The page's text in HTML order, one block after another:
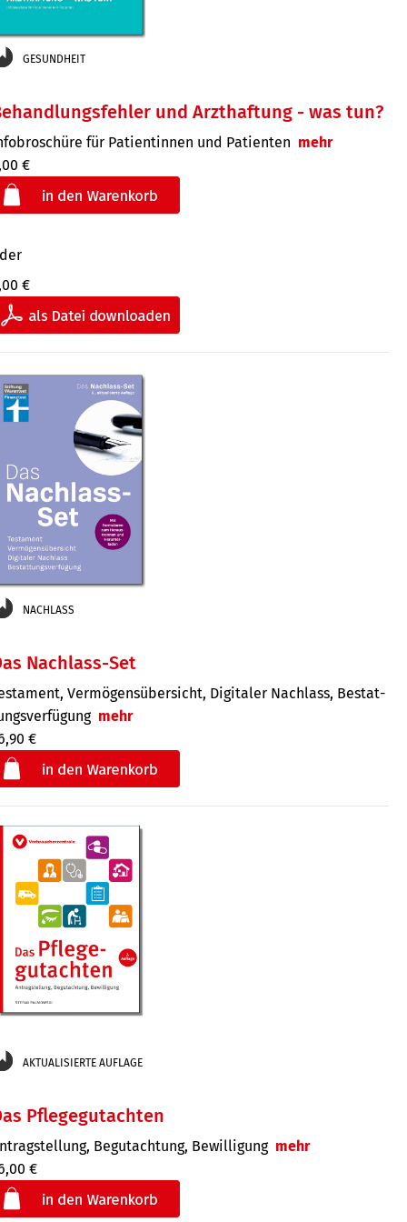
GESUNDHEIT
und Arzthaftung - was tun?
für Patientinnen und Patienten mehr
€
€
NACHLASS
Nachlass-Set
Vermögens­übersicht, Digitaler Nach­lass, Bestat­
mehr
€
AKTUALISIERTE AUFLAGE
Pflegegutachten
Begutachtung, Bewilligung mehr
€